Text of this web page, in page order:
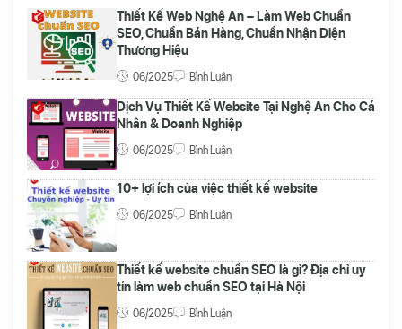
Thiết Kế Web Nghệ An – Làm Web Chuẩn
SEO, Chuẩn Bán Hàng, Chuẩn Nhận Diện
Thương Hiệu
06/2025 Bình Luận
Dịch Vụ Thiết Kế Website Tại Nghệ An Cho Cá
Nhân & Doanh Nghiệp
06/2025 Bình Luận
10+ lợi ích của việc thiết kế website
06/2025 Bình Luận
Thiết kế website chuẩn SEO là gì? Địa chỉ uy
tín làm web chuẩn SEO tại Hà Nội
06/2025 Bình Luận